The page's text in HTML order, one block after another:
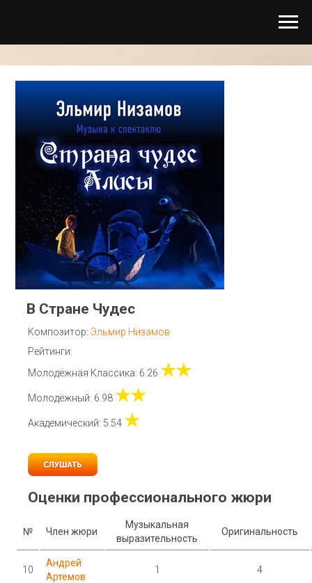
В Стране Чудес
Композитор: Эльмир Низамов
Рейтинги:
Молодёжная Классика: 6.26 ★★
Молодёжный: 6.98 ★★
Академический: 5.54 ★
Оценки профессионального жюри
№ Член жюри
Музыкальная
выразительность
Оригинальность
10
Андрей
Артемов
1 4